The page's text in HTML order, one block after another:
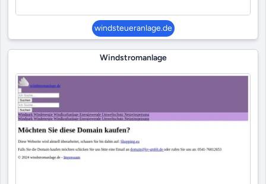
windsteueranlage.de
Windstromanlage